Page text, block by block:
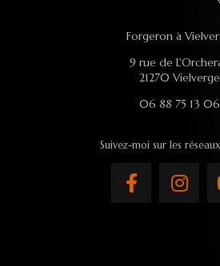
Forgeron à
9 rue de
21270 Vielverge
06 88 75 13 06
Suivez-moi sur les